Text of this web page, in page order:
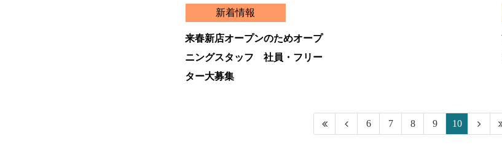
新着情報
来春新店オープンのためオープ
ニングスタッフ 社員・フリー
ター大募集
6 7 8 9 10